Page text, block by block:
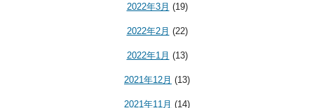
2022年3月 (19)
2022年2月 (22)
2022年1月 (13)
2021年12月 (13)
2021年11月 (14)